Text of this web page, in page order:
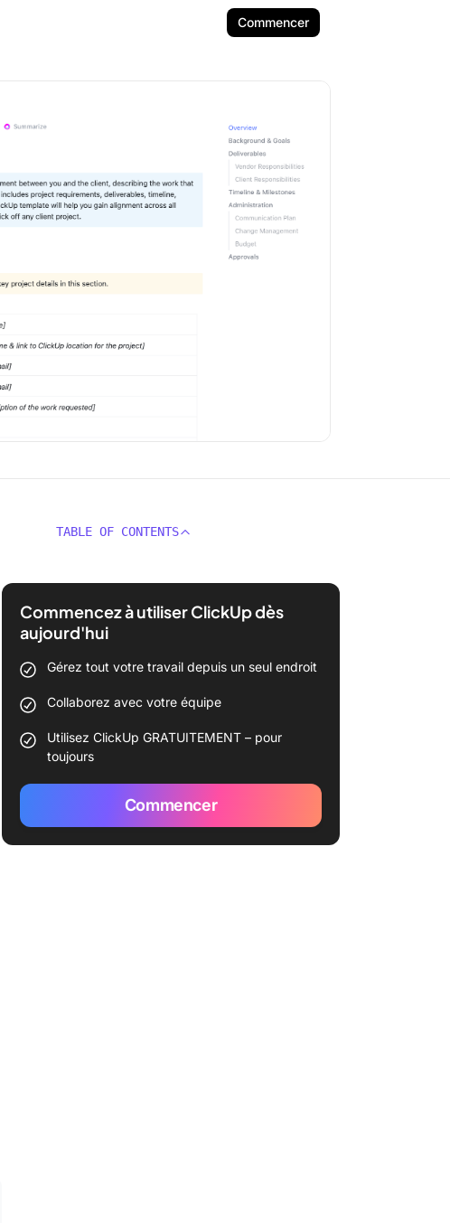
Commencer
TABLE OF CONTENTS
Commencez à utiliser ClickUp dès
aujourd'hui
Gérez tout votre travail depuis un seul endroit
Collaborez avec votre équipe
Utilisez ClickUp GRATUITEMENT – pour
toujours
Commencer